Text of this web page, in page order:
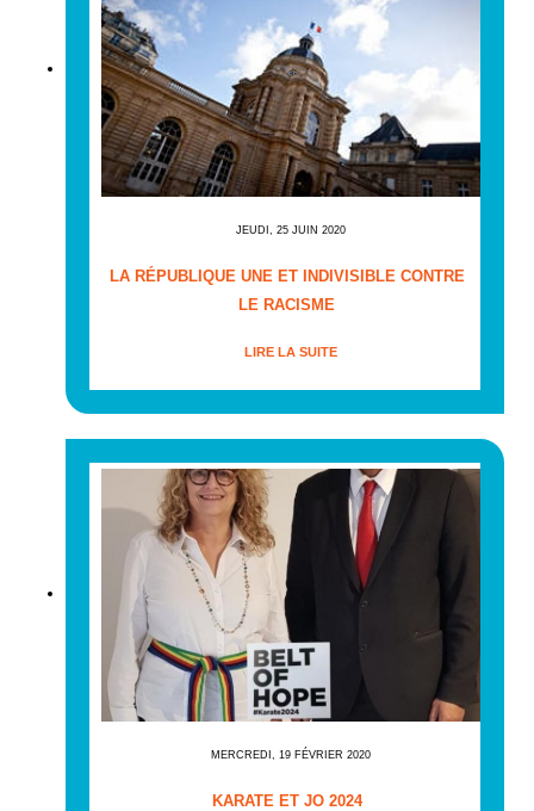
JEUDI, 25 JUIN 2020
LA RÉPUBLIQUE UNE ET INDIVISIBLE CONTRE
LE RACISME
LIRE LA SUITE
MERCREDI, 19 FÉVRIER 2020
KARATE ET JO 2024